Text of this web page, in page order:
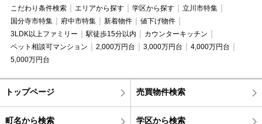
こだわり条件検索
エリアから探す 学区から探す
立川市特集
国分寺市特集
府中市特集 新着物件
値下げ物件
3LDK以上ファミリー
駅徒歩15分以内
カウンターキッチン
ペット相談可マンション
2,000万円台 3,000万円台
4,000万円台
5,000万円台
トップページ 売買物件検索
町名から検索 学区から検索